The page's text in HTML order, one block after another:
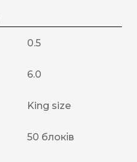
0.5
6.0
King size
50 блоків